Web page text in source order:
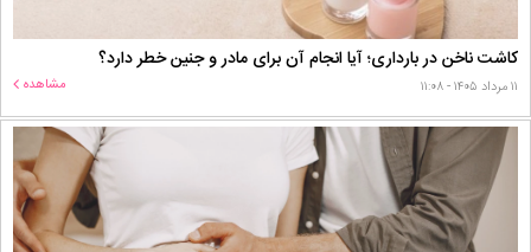
کاشت ناخن در بارداری؛ آیا انجام آن برای مادر و جنین خطر دارد؟
۱۱ مرداد ۱۴۰۵ - ۱۱:۰۸ مشاهده